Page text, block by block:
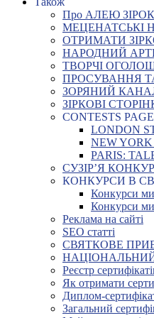
Про АЛЕЮ
МЕЦЕНАТСЬКІ
ОТРИМАТИ
НАРОДНИЙ
ТВОРЧІ
ПРОСУВАННЯ
ЗОРЯНИЙ
ЗІРКОВІ
CONTESTS
LONDON
NEW YORK
PARIS:
СУЗІР’Я
КОНКУРСИ В
Конкурси
Конкурси
Реклама на сайті
SEO статті
СВЯТКОВЕ
Реєстр
Як отримати
Диплом-
Загальний